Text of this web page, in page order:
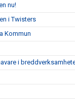
nu!
i Twisters
Kommun
i